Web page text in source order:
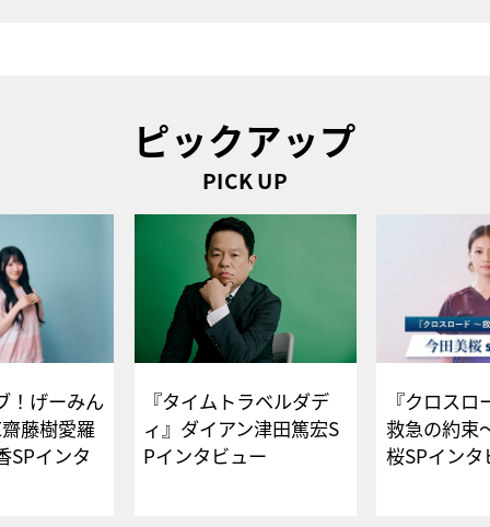
ピックアップ
PICK UP
！げーみん
藤樹愛羅
SPインタ
『タイムトラベルダデ
ィ』ダイアン津田篤宏S
Pインタビュー
『クロス
救急の約束
桜SPイ